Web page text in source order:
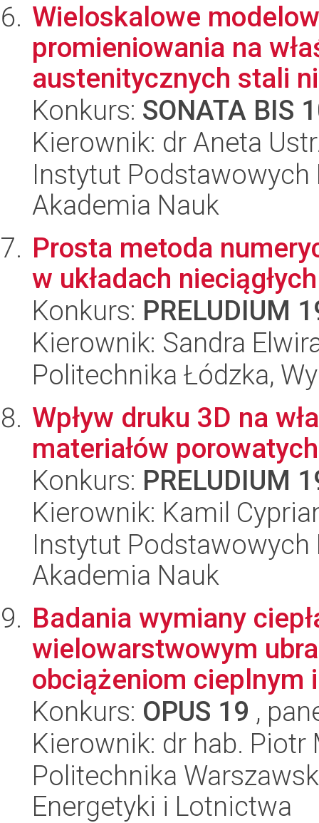
Wieloskalowe
promieniowania na
austenitycznych stali
Konkurs: SONATA BIS
Kierownik: dr Aneta
Instytut
Akademia Nauk
Prosta metoda
w układach
Konkurs: PRELUDIUM
Kierownik: Sandra
Politechnika Łódzka,
Wpływ druku 3D na
materiałów porowatych
Konkurs: PRELUDIUM
Kierownik: Kamil
Instytut
Akademia Nauk
Badania wymiany
wielowarstwowym
obciążeniom cieplnym
Konkurs: OPUS 19 ,
Kierownik: dr hab. Piotr
Politechnika
Energetyki i Lotnictwa